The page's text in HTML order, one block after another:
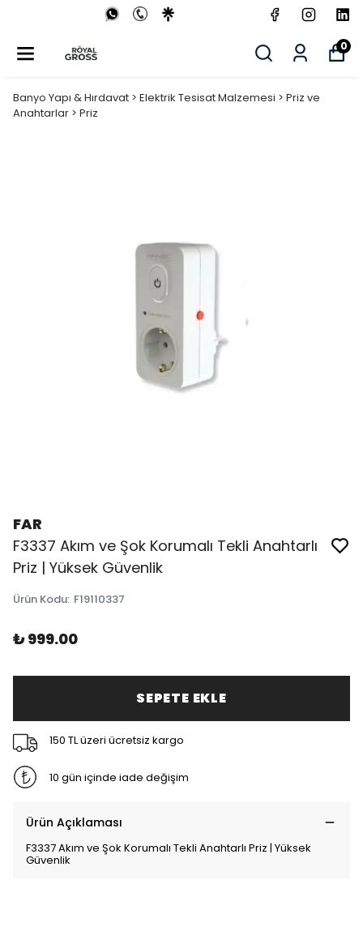
0
Banyo Yapı & Hırdavat > Elektrik Tesisat Malzemesi > Priz ve
Anahtarlar > Priz
FAR
F3337 Akım ve Şok Korumalı Tekli Anahtarlı
Priz | Yüksek Güvenlik
Ürün Kodu: F19110337
₺ 999.00
SEPETE EKLE
150 TL üzeri ücretsiz kargo
10 gün içinde iade değişim
Ürün Açıklaması
F3337 Akım ve Şok Korumalı Tekli Anahtarlı Priz | Yüksek
Güvenlik